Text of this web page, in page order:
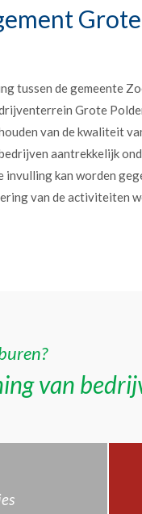
tussen de gemeente
Grote
van de kwaliteit
aantrekkelijk
invulling kan worden
van de activiteiten
van